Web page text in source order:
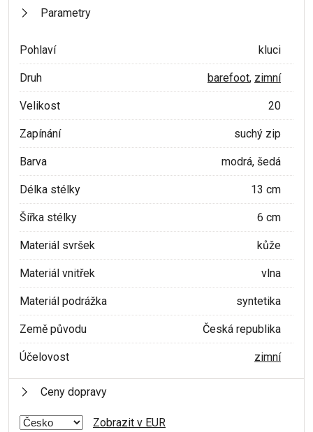
Parametry
Pohlaví kluci
Druh barefoot, zimní
Velikost 20
Zapínání suchý zip
Barva modrá, šedá
Délka stélky 13 cm
Šířka stélky 6 cm
Materiál svršek kůže
Materiál vnitřek vlna
Materiál podrážka syntetika
Země původu Česká republika
Účelovost zimní
Ceny dopravy
Zobrazit v EUR